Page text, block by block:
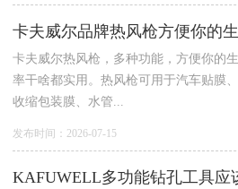
卡夫威尔品牌热风枪方便你的生
卡夫威尔热风枪，多种功能，方便你的
率干啥都实用。热风枪可用于汽车贴膜
收缩包装膜、水管...
发布时间：2026-07-15
KAFUWELL多功能钻孔工具应